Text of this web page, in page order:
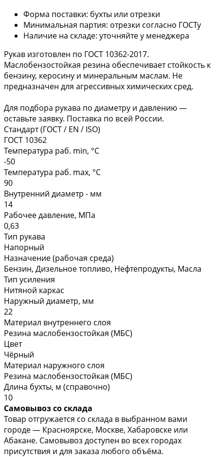
Форма поставки: бухты или отрезки
Минимальная партия: отрезки согласно ГОСТу
Наличие на складе: уточняйте у менеджера
Рукав изготовлен по ГОСТ 10362-2017.
Маслобензостойкая резина обеспечивает стойкость к
бензину, керосину и минеральным маслам. Не
предназначен для агрессивных химических сред.
Для подбора рукава по диаметру и давлению —
оставьте заявку. Поставка по всей России.
Стандарт (ГОСТ / EN / ISO)
ГОСТ 10362
Температура раб. min, °C
-50
Температура раб. max, °C
90
Внутренний диаметр - мм
14
Рабочее давление, МПа
0,63
Тип рукава
Напорный
Назначение (рабочая среда)
Бензин, Дизельное топливо, Нефтепродукты, Масла
Тип усиления
Нитяной каркас
Наружный диаметр, мм
22
Материал внутреннего слоя
Резина маслобензостойкая (МБС)
Цвет
Чёрный
Материал наружного слоя
Резина маслобензостойкая (МБС)
Длина бухты, м (справочно)
10
Самовывоз со склада
Товар отгружается со склада в выбранном вами
городе — Красноярске, Москве, Хабаровске или
Абакане. Самовывоз доступен во всех городах
присутствия и для заказа любого объёма.